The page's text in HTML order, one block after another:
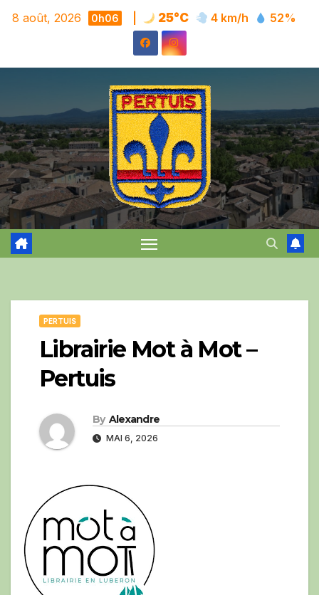
Skip
8 août, 2026 0h06 25°C 4 km/h 52%
PERTUIS
Librairie Mot à Mot –
Pertuis
By Alexandre
MAI 6, 2026